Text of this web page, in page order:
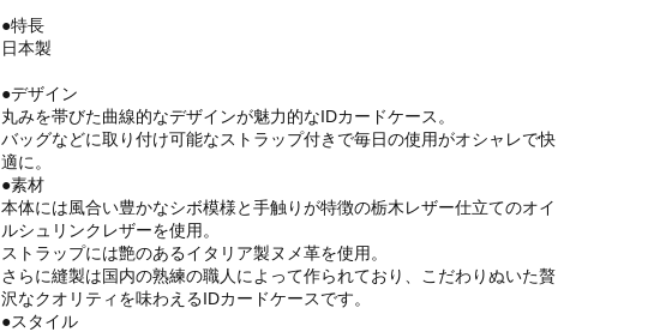
●特長
日本製
●デザイン
丸みを帯びた曲線的なデザインが魅力的なIDカードケース。
バッグなどに取り付け可能なストラップ付きで毎日の使用がオシャレで快
適に。
●素材
本体には風合い豊かなシボ模様と手触りが特徴の栃木レザー仕立てのオイ
ルシュリンクレザーを使用。
ストラップには艶のあるイタリア製ヌメ革を使用。
さらに縫製は国内の熟練の職人によって作られており、こだわりぬいた贅
沢なクオリティを味わえるIDカードケースです。
●スタイル